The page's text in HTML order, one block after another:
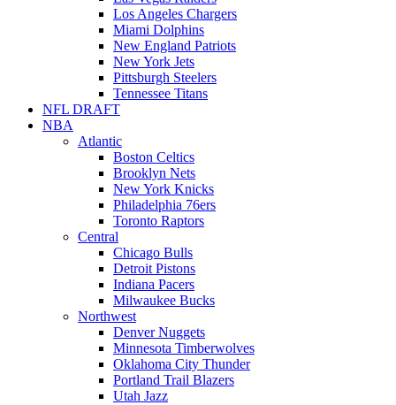
Los Angeles Chargers
Miami Dolphins
New England Patriots
New York Jets
Pittsburgh Steelers
Tennessee Titans
NFL DRAFT
NBA
Atlantic
Boston Celtics
Brooklyn Nets
New York Knicks
Philadelphia 76ers
Toronto Raptors
Central
Chicago Bulls
Detroit Pistons
Indiana Pacers
Milwaukee Bucks
Northwest
Denver Nuggets
Minnesota Timberwolves
Oklahoma City Thunder
Portland Trail Blazers
Utah Jazz